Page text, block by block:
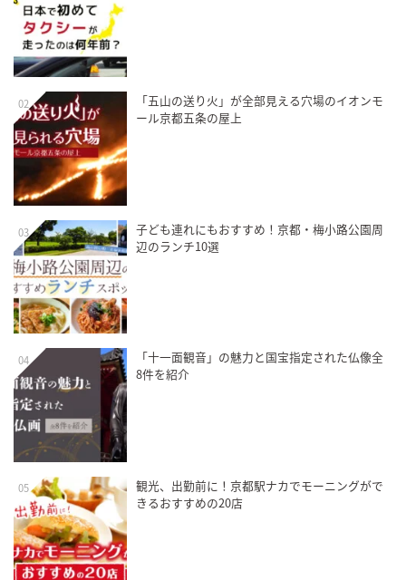
02
「五山の送り火」が全部見える穴場のイオンモ
ール京都五条の屋上
03
子ども連れにもおすすめ！京都・梅小路公園周
辺のランチ10選
04
「十一面観音」の魅力と国宝指定された仏像全
8件を紹介
05
観光、出勤前に！京都駅ナカでモーニングがで
きるおすすめの20店